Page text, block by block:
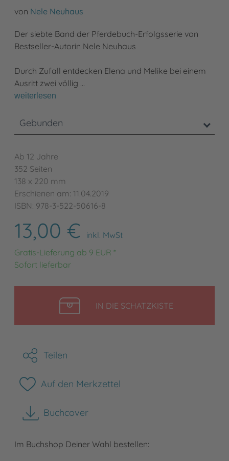
von Nele Neuhaus
Der siebte Band der Pferdebuch-Erfolgsserie von
Bestseller-Autorin Nele Neuhaus
Durch Zufall entdecken Elena und Melike bei einem
Ausritt zwei völlig …
weiterlesen
Gebunden
Ab 12 Jahre
352 Seiten
138 x 220 mm
Erschienen am: 11.04.2019
ISBN: 978-3-522-50616-8
13,00 €
inkl. MwSt
Gratis-Lieferung ab 9 EUR *
Sofort lieferbar
IN DIE SCHATZKISTELEGEN
Teilen
Auf den Merkzettel
Buchcover
herunterladen
Im Buchshop Deiner Wahl bestellen: